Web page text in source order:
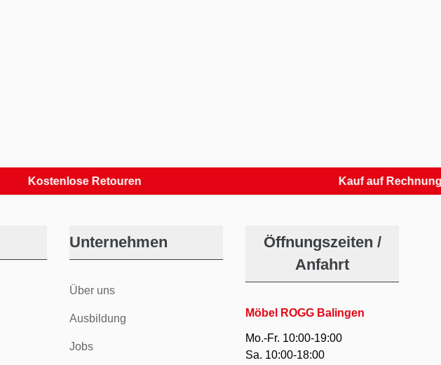
Retouren Kauf auf Rechnung
Unternehmen
Über uns
Ausbildung
Jobs
Öffnungszeiten /
Anfahrt
Möbel ROGG Balingen
Mo.-Fr. 10:00-19:00
Sa. 10:00-18:00